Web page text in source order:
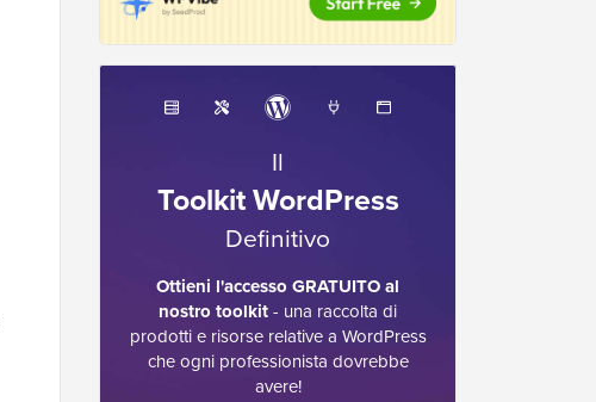
Il
Toolkit WordPress
Definitivo
Ottieni l'accesso GRATUITO al
nostro toolkit- una raccolta di
prodotti e risorse relative a WordPress
che ogni professionista dovrebbe
avere!